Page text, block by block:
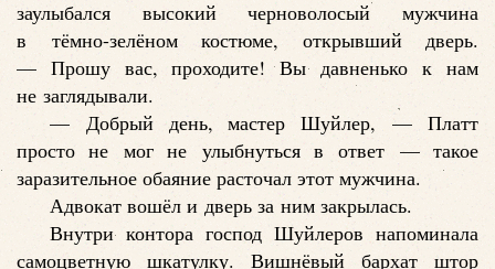
заулыбался высокий черноволосый мужчина
в тёмно-зелёном костюме, открывший дверь.
— Прошу вас, проходите! Вы давненько к нам
не заглядывали.
— Добрый день, мастер Шуйлер, — Платт
просто не мог не улыбнуться в ответ — такое
заразительное обаяние расточал этот мужчина.
Адвокат вошёл и дверь за ним закрылась.
Внутри контора господ Шуйлеров напоминала
самоцветную шкатулку. Вишнёвый бархат штор